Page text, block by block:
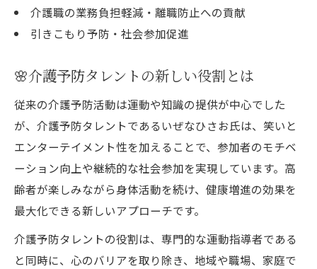
介護職の業務負担軽減・離職防止への貢献
引きこもり予防・社会参加促進
🌸介護予防タレントの新しい役割とは
従来の介護予防活動は運動や知識の提供が中心でした
が、介護予防タレントであるいぜなひさお氏は、笑いと
エンターテイメント性を加えることで、参加者のモチベ
ーション向上や継続的な社会参加を実現しています。高
齢者が楽しみながら身体活動を続け、健康増進の効果を
最大化できる新しいアプローチです。
介護予防タレントの役割は、専門的な運動指導者である
と同時に、心のバリアを取り除き、地域や職場、家庭で